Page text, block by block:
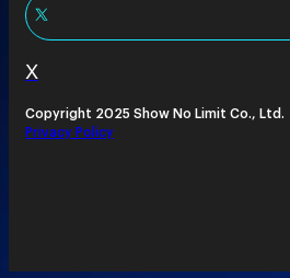
X
Copyright 2025 Show No Limit Co., Ltd.
Privacy Policy